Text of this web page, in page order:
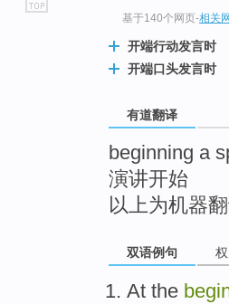
基于140个网页-相关
开端行动发言时
开端口头发言时
有道翻译
beginning a
演讲开始
以上为机器
双语例句
At the